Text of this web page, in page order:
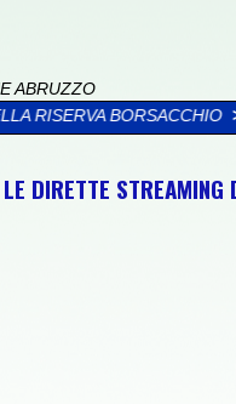
ABRUZZO
>> PRESSO IL PALAZZO
DIRETTE STREAMING